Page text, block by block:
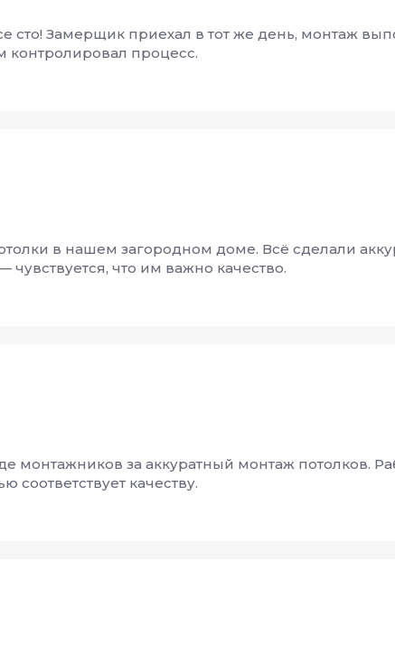
сто! Замерщик приехал в тот же день, монтаж
контролировал процесс.
в нашем загородном доме. Всё сделали
что им важно качество.
монтажников за аккуратный монтаж потолков.
соответствует качеству.